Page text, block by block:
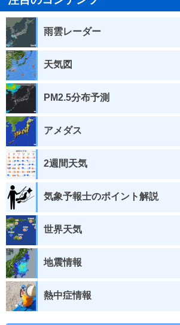
雨雲レーダー
天気図
PM2.5分布予測
アメダス
2週間天気
気象予報士のポイント解説
世界天気
地震情報
熱中症情報